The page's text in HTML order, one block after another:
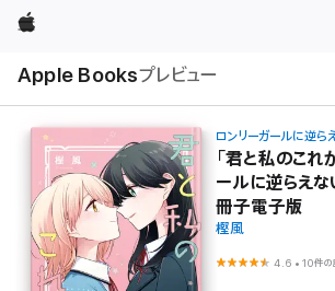
Apple
Apple Booksプレビュー
ル
ロンリーガールに逆ら
「君と私のこれ
ールに逆らえ
冊子電子版
樫風
4.6 •10件の